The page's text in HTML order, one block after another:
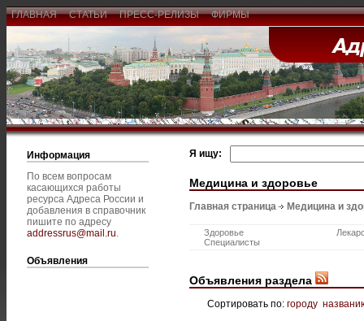
ГЛАВНАЯ СТАТЬИ ПРЕСС-РЕЛИЗЫ ФИРМЫ
Информация
По всем вопросам
касающихся работы
ресурса Адреса России и
добавления в справочник
пишите по адресу
addressrus@mail.ru.
Объявления
Я ищу:
Медицина и здоровье
Главная страница Медицина и
Здоровье
Специалисты
Объявления раздела
Сортировать по: городу